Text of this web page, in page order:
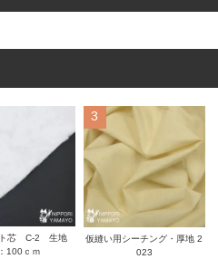
ト芯 C-2 生地
100ｃｍ
3
仮縫い用シーチング・厚地 2
023